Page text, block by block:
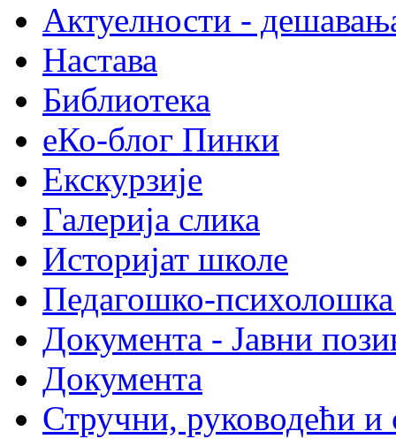
Актуелности -
Настава
Библиотека
еКо-блог Пинки
Екскурзије
Галерија слика
Историјат школе
Педагошко-психолошка
Документа - Јавни
Документа
Стручни, руководећи и